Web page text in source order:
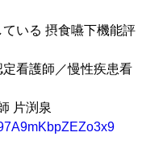
ている 摂食嚥下機能評
看護師／慢性疾患看
杉山理恵
片渕泉